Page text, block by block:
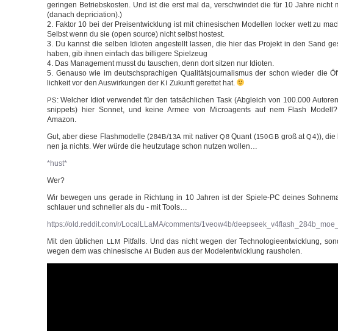
gerin­gen Betriebs­kos­ten. Und ist die erst mal da, ver­schwin­det die für 10 Jah­re nicht
(danach depriciation).)
2. Fak­tor 10 bei der Preis­ent­wick­lung ist mit chi­ne­si­schen Model­len locker wett zu
Selbst wenn du sie (open source) nicht selbst hostest.
3. Du kannst die sel­ben Idio­ten ange­stellt las­sen, die hier das Pro­jekt in den Sand
haben, gib ihnen ein­fach das bil­li­ge­re Spielzeug
4. Das Manage­ment musst du tau­schen, denn dort sit­zen nur Idioten.
5. Genau­so wie im deutsch­spra­chi­gen Qua­li­täts­jour­na­lis­mus der schon wie­der die
lich­keit vor den Aus­wir­kun­gen der KI Zukunft geret­tet hat.
PS: Wel­cher Idi­ot ver­wen­det für den tat­säch­li­chen Task (Abgleich von 100.000
snip­pets) hier Son­net, und kei­ne Armee von Micro­agents auf nem Flash
Amazon.
Gut, aber die­se Flash­mo­del­le (284B/13A mit nati­ver Q8 Quant (150GB groß atQ4)),
nen ja nichts. Wer wür­de die heut­zu­ta­ge schon nut­zen wollen…
*hust*
Wer?
Wir bewe­gen uns gera­de in Rich­tung in 10 Jah­ren ist der Spiele-PC dei­nes
schlau­er und schnel­ler als du - mit Tools…
https://old.reddit.com/r/LocalLLaMA/comments/1veow4b/
Mit den übli­chen LLM Pit­falls. Und das nicht wegen der Tech­no­lo­gie­ent­wick­lung,
wegen dem was chi­ne­si­sche AI Buden aus der Model­ent­wick­lung rausholen.